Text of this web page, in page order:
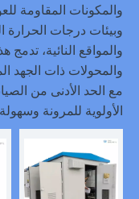
والمكونات المقاومة
وبيئات درجات الحرارة
والمواقع النائية، تدمج
والمحولات ذات الجهد
الأولوية للمرونة